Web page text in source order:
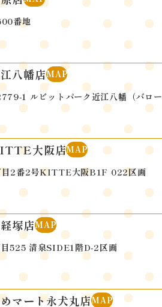
番地
八幡店MAP
1 ルビットパーク近江八幡（バロ
大阪店MAP
目2番2号KITTE大阪B1F 022区画
塚店MAP
525 清泉SIDE1階D-2区画
マート永犬丸店MAP